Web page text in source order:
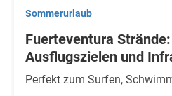
Sommerurlaub
Fuerteventura
Ausflugszielen und
Perfekt zum Surfen,